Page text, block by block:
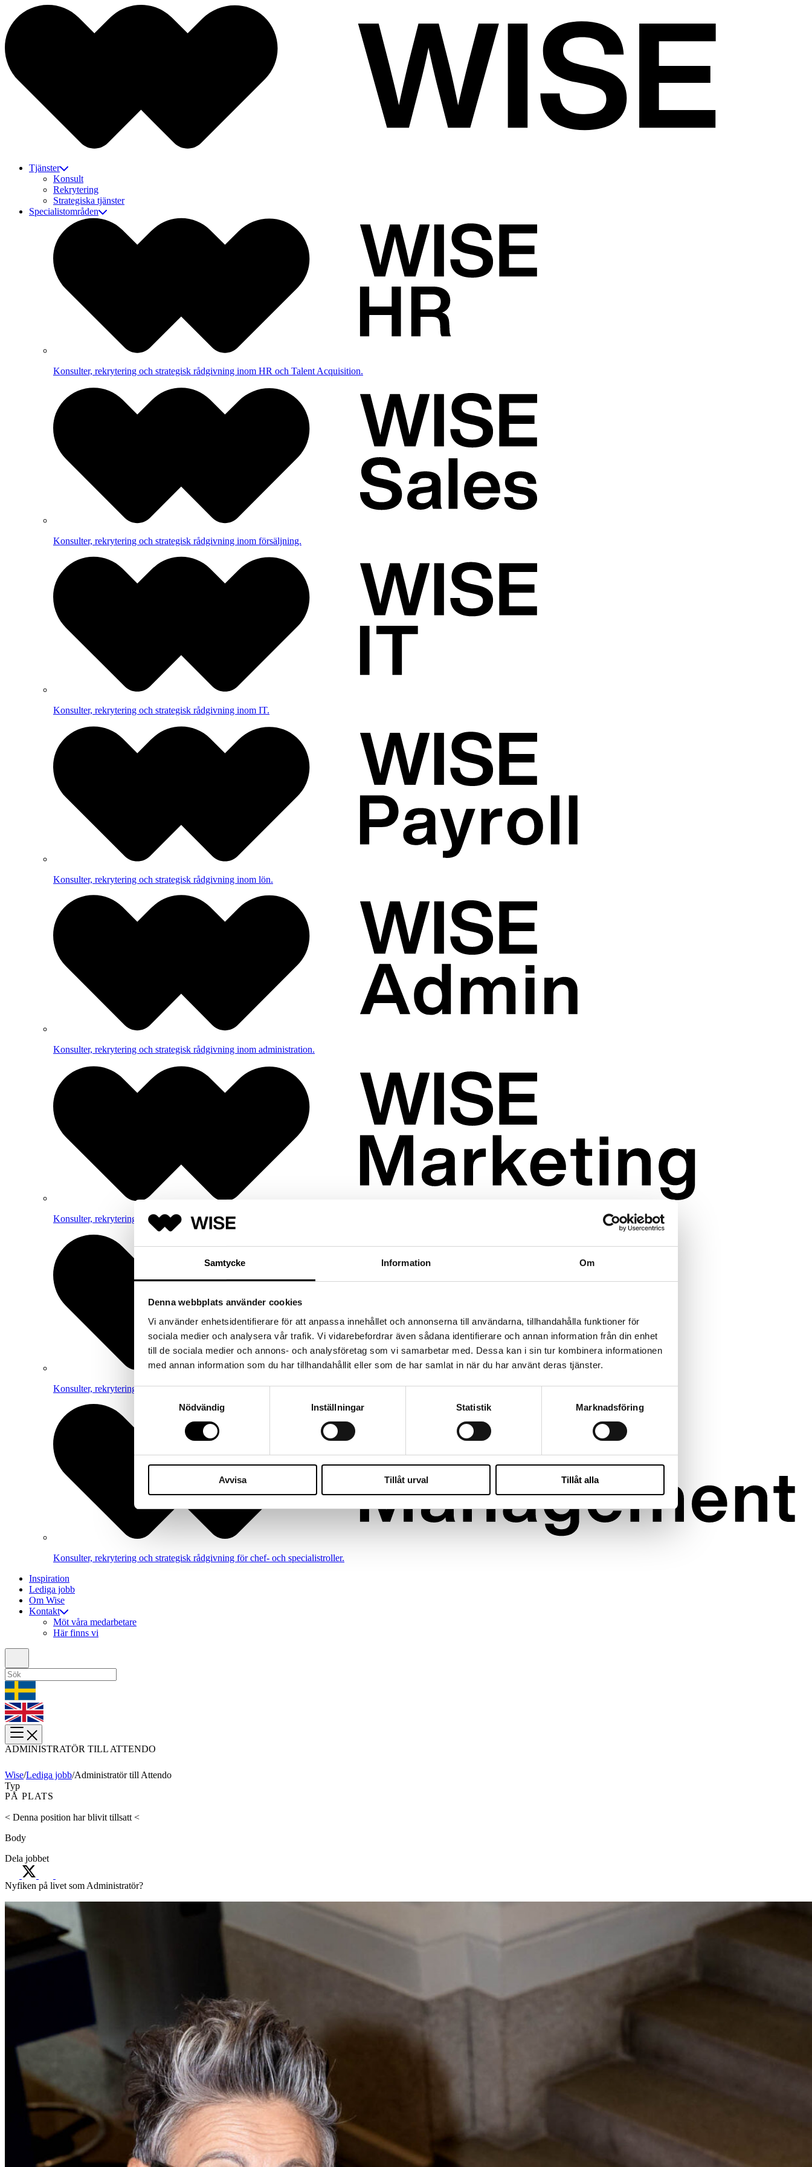
Samtycke Information Om
Denna webbplats använder cookies
Vi använder enhetsidentifierare för att anpassa innehållet och annonserna till användarna, tillhandahålla funktioner för
sociala medier och analysera vår trafik. Vi vidarebefordrar även sådana identifierare och annan information från din enhet
till de sociala medier och annons- och analysföretag som vi samarbetar med. Dessa kan i sin tur kombinera informationen
med annan information som du har tillhandahållit eller som de har samlat in när du har använt deras tjänster.
Samtyckesval
Nödvändig
Inställningar Statistik Marknadsföring
Avvisa Tillåt urval Tillåt alla
Tjänster
Konsult
Rekrytering
Strategiska tjänster
Specialistområden
Konsulter, rekrytering och strategisk rådgivning inom HR och Talent Acquisition.
Konsulter, rekrytering och strategisk rådgivning inom försäljning.
Konsulter, rekrytering och strategisk rådgivning inom IT.
Konsulter, rekrytering och strategisk rådgivning inom lön.
Konsulter, rekrytering och strategisk rådgivning inom administration.
Konsulter, rekrytering och strategisk rådgivning inom marknadsföring och kommunkation.
Konsulter, rekrytering och strategisk rådgivning inom ekonomi.
Konsulter, rekrytering och strategisk rådgivning för chef- och specialistroller.
Inspiration
Lediga jobb
Om Wise
Kontakt
Möt våra medarbetare
Här finns vi
ADMINISTRATÖR TILL ATTENDO
Wise/Lediga jobb/Administratör till Attendo
Typ
PÅ PLATS
< Denna position har blivit tillsatt <
Body
Dela jobbet
Nyfiken på livet som Administratör?